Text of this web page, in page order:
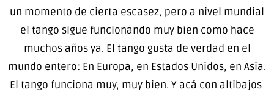
un momento de cierta escasez, pero a nivel mundial
el tango sigue funcionando muy bien como hace
muchos años ya. El tango gusta de verdad en el
mundo entero: En Europa, en Estados Unidos, en Asia.
El tango funciona muy, muy bien. Y acá con altibajos